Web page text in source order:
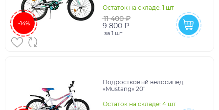
-14%
Остаток на складе: 1 шт
11 400 ₽
9 800 ₽
за 1 шт
Подростковый велосипед
«Mustang» 20"
Остаток на складе: 4 шт